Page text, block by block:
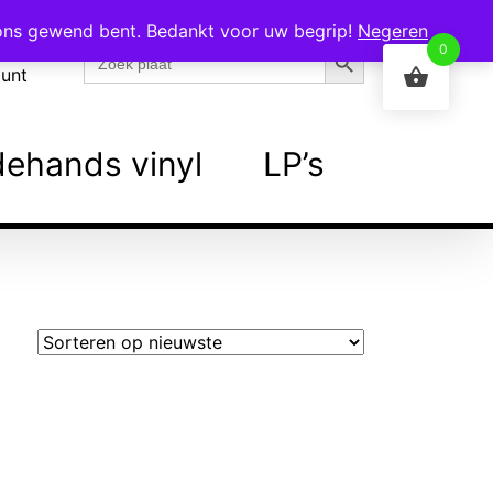
naar:
Zoekknop
vinyl LP’s
gewend bent. Bedankt voor uw begrip! Negeren
0